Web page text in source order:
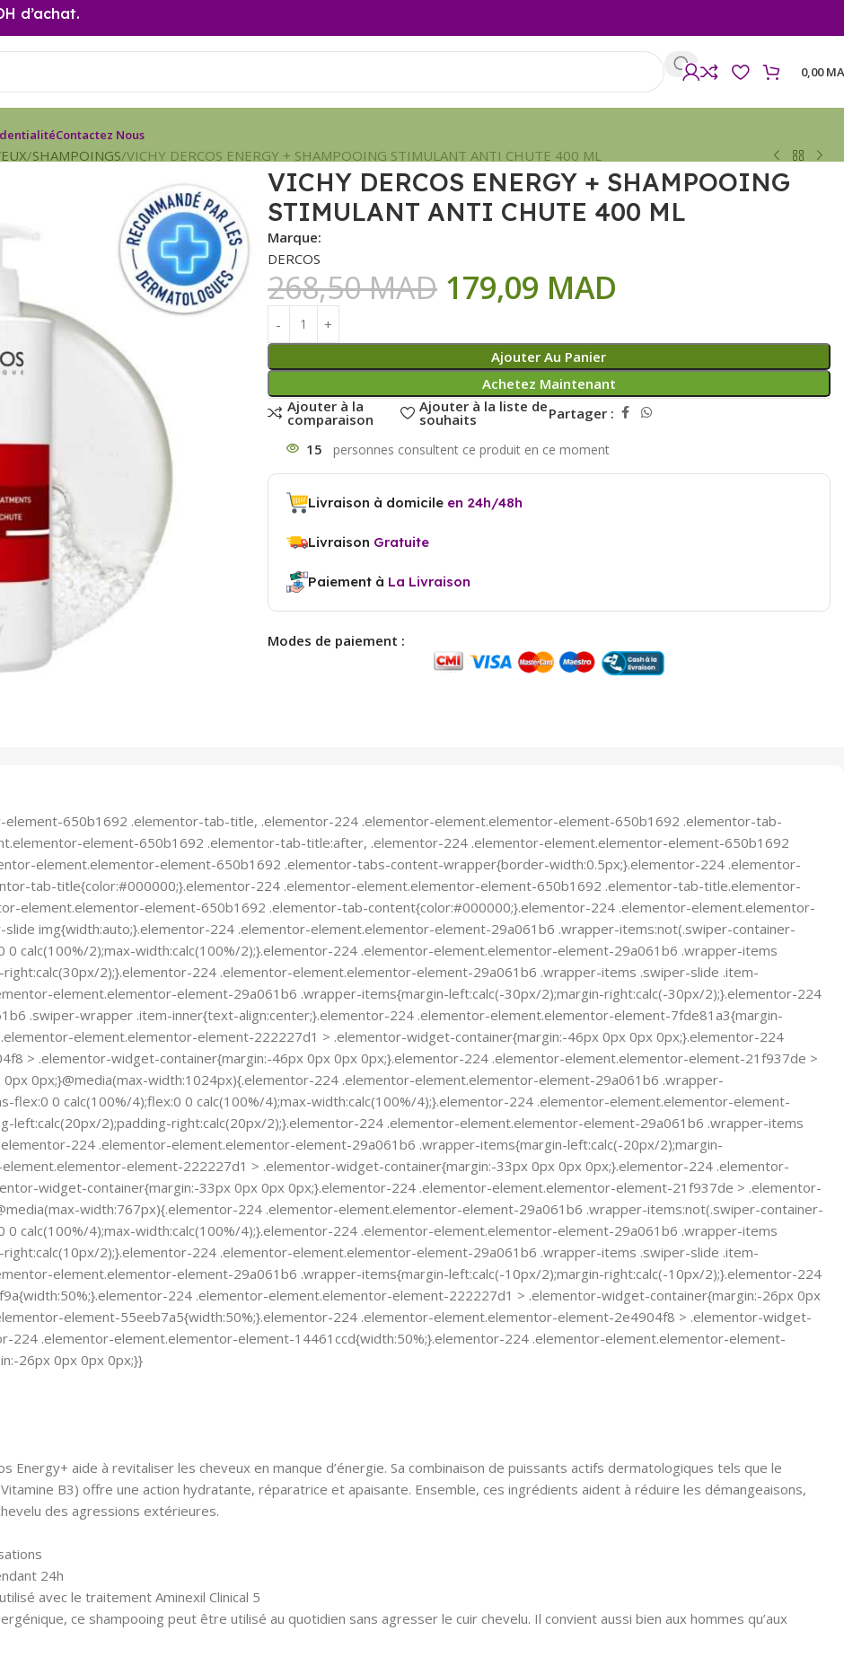
d’achat.
0,00
Contactez Nous
SHAMPOINGS VICHY DERCOS ENERGY + SHAMPOOING STIMULANT ANTI CHUTE 400 ML
VICHY DERCOS ENERGY + SHAMPOOING
STIMULANT ANTI CHUTE 400 ML
Marque:
DERCOS
268,50MAD 179,09 MAD
Ajouter Au Panier
Achetez Maintenant
Ajouter à la
comparaison
Ajouter à la liste de
souhaits
Partager :
15
Livraison à domicile en 24h/48h
Livraison Gratuite
Paiement à La Livraison
Modes de paiement :
650b1692 .elementor-tab-title, .elementor-224 .elementor-element.elementor-element-650b1692 .elementor-tab-
element-650b1692 .elementor-tab-title:after, .elementor-224 .elementor-element.elementor-element-650b1692
element.elementor-element-650b1692 .elementor-tabs-content-wrapper{border-width:0.5px;}.elementor-224 .elementor-
tab-title{color:#000000;}.elementor-224 .elementor-element.elementor-element-650b1692 .elementor-tab-title.elementor-
element.elementor-element-650b1692 .elementor-tab-content{color:#000000;}.elementor-224 .elementor-element.elementor-
img{width:auto;}.elementor-224 .elementor-element.elementor-element-29a061b6 .wrapper-items:not(.swiper-container-
0 calc(100%/2);max-width:calc(100%/2);}.elementor-224 .elementor-element.elementor-element-29a061b6 .wrapper-items
2);}.elementor-224 .elementor-element.elementor-element-29a061b6 .wrapper-items .swiper-slide .item-
element.elementor-element-29a061b6 .wrapper-items{margin-left:calc(-30px/2);margin-right:calc(-30px/2);}.elementor-224
.swiper-wrapper .item-inner{text-align:center;}.elementor-224 .elementor-element.elementor-element-7fde81a3{margin-
element.elementor-element-222227d1 > .elementor-widget-container{margin:-46px 0px 0px 0px;}.elementor-224
> .elementor-widget-container{margin:-46px 0px 0px 0px;}.elementor-224 .elementor-element.elementor-element-21f937de >
0px;}@media(max-width:1024px){.elementor-224 .elementor-element.elementor-element-29a061b6 .wrapper-
flex:0 0 calc(100%/4);flex:0 0 calc(100%/4);max-width:calc(100%/4);}.elementor-224 .elementor-element.elementor-element-
left:calc(20px/2);padding-right:calc(20px/2);}.elementor-224 .elementor-element.elementor-element-29a061b6 .wrapper-items
224 .elementor-element.elementor-element-29a061b6 .wrapper-items{margin-left:calc(-20px/2);margin-
element-222227d1 > .elementor-widget-container{margin:-33px 0px 0px 0px;}.elementor-224 .elementor-
widget-container{margin:-33px 0px 0px 0px;}.elementor-224 .elementor-element.elementor-element-21f937de > .elementor-
width:767px){.elementor-224 .elementor-element.elementor-element-29a061b6 .wrapper-items:not(.swiper-container-
0 calc(100%/4);max-width:calc(100%/4);}.elementor-224 .elementor-element.elementor-element-29a061b6 .wrapper-items
2);}.elementor-224 .elementor-element.elementor-element-29a061b6 .wrapper-items .swiper-slide .item-
element.elementor-element-29a061b6 .wrapper-items{margin-left:calc(-10px/2);margin-right:calc(-10px/2);}.elementor-224
224 .elementor-element.elementor-element-222227d1 > .elementor-widget-container{margin:-26px 0px
element-55eeb7a5{width:50%;}.elementor-224 .elementor-element.elementor-element-2e4904f8 > .elementor-widget-
224 .elementor-element.elementor-element-14461ccd{width:50%;}.elementor-224 .elementor-element.elementor-element-
26px 0px 0px 0px;}}
Energy+ aide à revitaliser les cheveux en manque d’énergie. Sa combinaison de puissants actifs dermatologiques tels que le
B3) offre une action hydratante, réparatrice et apaisante. Ensemble, ces ingrédients aident à réduire les démangeaisons,
des agressions extérieures.
24h
avec le traitement Aminexil Clinical 5
ce shampooing peut être utilisé au quotidien sans agresser le cuir chevelu. Il convient aussi bien aux hommes qu’aux